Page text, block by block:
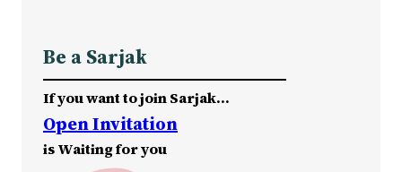
Be a Sarjak
If you want to join Sarjak…
Open Invitation
is Waiting for you